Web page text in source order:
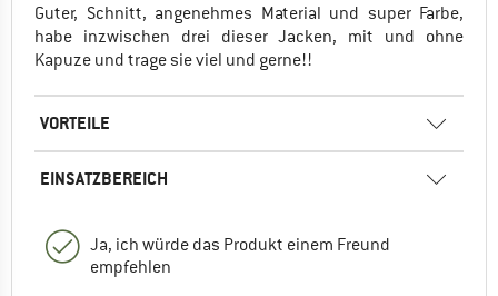
Guter, Schnitt, angenehmes Material und super Farbe,
habe inzwischen drei dieser Jacken, mit und ohne
Kapuze und trage sie viel und gerne!!
VORTEILE
EINSATZBEREICH
Ja, ich würde das Produkt einem Freund
empfehlen